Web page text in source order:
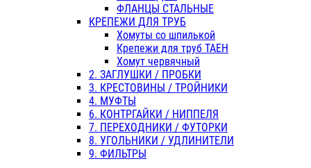
ФЛАНЦЫ СТАЛЬНЫЕ
КРЕПЕЖИ ДЛЯ ТРУБ
Хомуты со шпилькой
Крепежи для труб ТАЕН
Хомут червячный
2. ЗАГЛУШКИ / ПРОБКИ
3. КРЕСТОВИНЫ / ТРОЙНИКИ
4. МУФТЫ
6. КОНТРГАЙКИ / НИППЕЛЯ
7. ПЕРЕХОДНИКИ / ФУТОРКИ
8. УГОЛЬНИКИ / УДЛИНИТЕЛИ
9. ФИЛЬТРЫ